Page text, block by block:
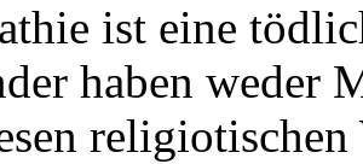
ist eine
haben weder